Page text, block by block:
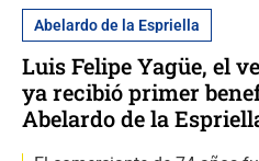
Abelardo de la Espriella
Luis Felipe Yagüe, el
ya recibió primer
Abelardo de la